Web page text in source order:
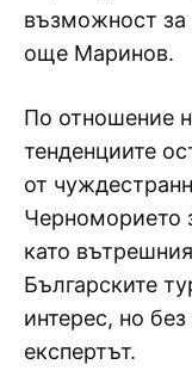
възможност за
още Маринов.
По отношение
тенденциите
от
Черноморието
като
Българските
интерес, но
експертът.